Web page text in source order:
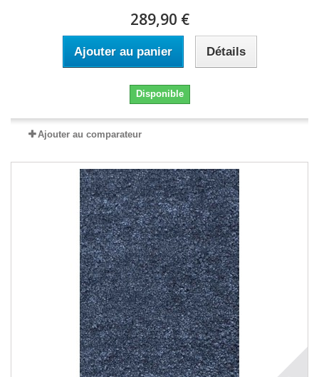
289,90 €
Ajouter au panier Détails
Disponible
Ajouter au comparateur